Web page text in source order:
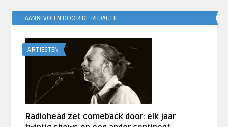
AANBEVOLEN DOOR DE REDACTIE
ARTIESTEN
Radiohead zet comeback door: elk jaar